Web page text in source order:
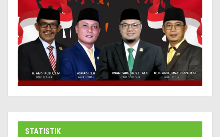
STATISTIK